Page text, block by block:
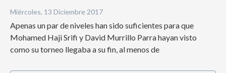
Miércoles, 13 Diciembre 2017
Apenas un par de niveles han sido suficientes para que
Mohamed Haji Srifi y David Murrillo Parra hayan visto
como su torneo llegaba a su fin, al menos de